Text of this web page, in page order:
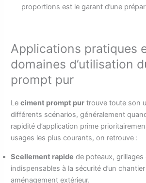
proportions est le garant d’une
Applications pratiques
domaines d’utilisation
prompt pur
Leciment prompt pur trouve toute son
différents scénarios, généralement
rapidité d’application prime
usages les plus courants, on retrouve :
Scellement rapide de poteaux,
indispensables à la sécurité d’un chantier
aménagement extérieur.